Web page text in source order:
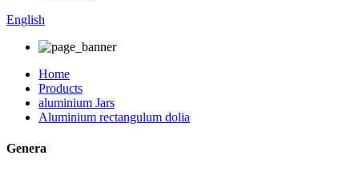
English
Home
Products
aluminium Jars
Aluminium rectangulum dolia
Genera